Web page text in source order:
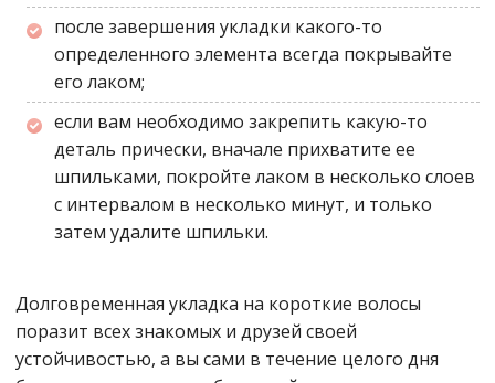
после завершения укладки какого-то
определенного элемента всегда покрывайте
его лаком;
если вам необходимо закрепить какую-то
деталь прически, вначале прихватите ее
шпильками, покройте лаком в несколько слоев
с интервалом в несколько минут, и только
затем удалите шпильки.
Долговременная укладка на короткие волосы
поразит всех знакомых и друзей своей
устойчивостью, а вы сами в течение целого дня